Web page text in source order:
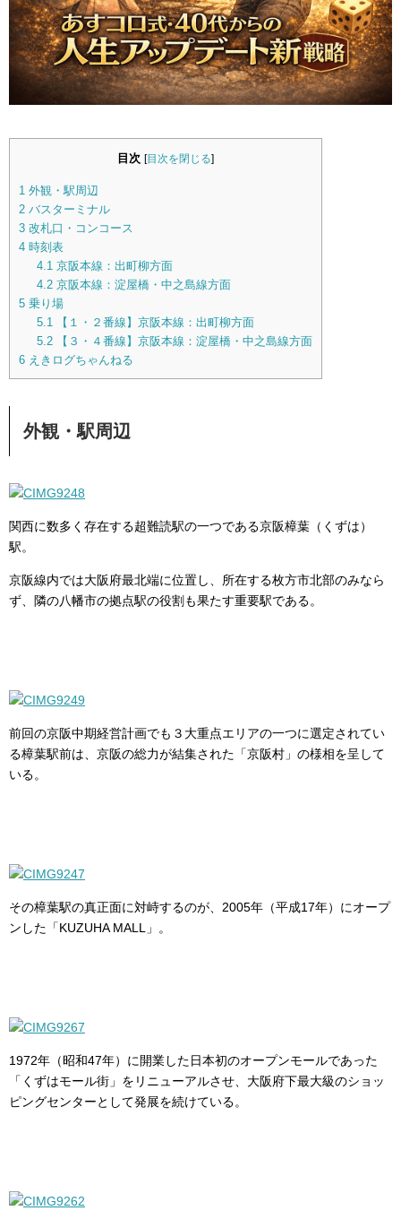
目次 [目次を閉じる]
1 外観・駅周辺
2 バスターミナル
3 改札口・コンコース
4 時刻表
4.1 京阪本線：出町柳方面
4.2京阪本線：淀屋橋・中之島線方面
5 乗り場
5.1
【１・２番線】京阪本線：出町柳方面
5.2【３・４番線】京阪本線：淀屋橋・中之島線方面
6 えきログちゃんねる
外観・駅周辺
関西に数多く存在する超難読駅の一つである京阪樟葉（くずは）
駅。
京阪線内では大阪府最北端に位置し、所在する枚方市北部のみなら
ず、隣の八幡市の拠点駅の役割も果たす重要駅である。
前回の京阪中期経営計画でも３大重点エリアの一つに選定されてい
る樟葉駅前は、京阪の総力が結集された「京阪村」の様相を呈して
いる。
その樟葉駅の真正面に対峙するのが、2005年（平成17年）にオープ
ンした「KUZUHA MALL」。
1972年（昭和47年）に開業した日本初のオープンモールであった
「くずはモール街」をリニューアルさせ、大阪府下最大級のショッ
ピングセンターとして発展を続けている。